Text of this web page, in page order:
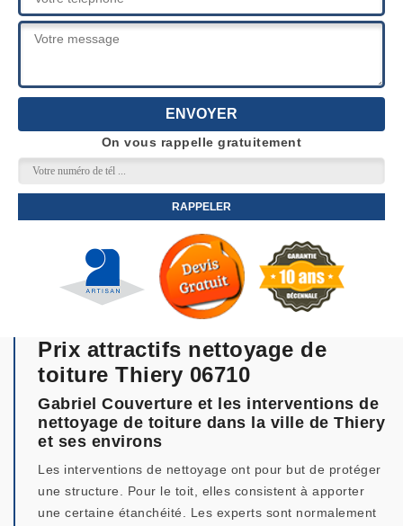
On vous rappelle gratuitement
Prix attractifs nettoyage de
toiture Thiery 06710
Gabriel Couverture et les interventions de
nettoyage de toiture dans la ville de Thiery
et ses environs
Les interventions de nettoyage ont pour but de protéger
une structure. Pour le toit, elles consistent à apporter
une certaine étanchéité. Les experts sont normalement